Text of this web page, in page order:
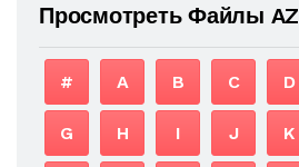
Просмотреть Файлы AZ
# A B C D
G H I J K